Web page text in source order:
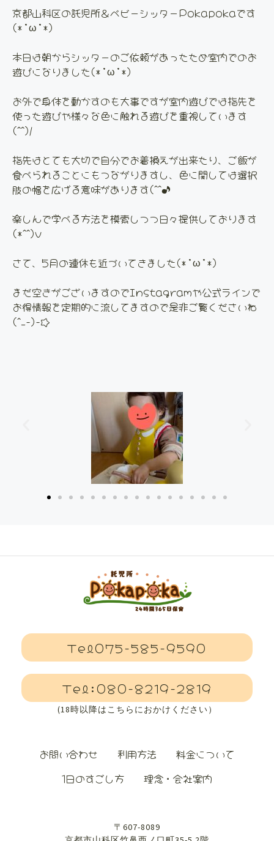
京都山科区の託児所＆ベビーシッターPokapokaです
(*’ω’*)
本日は朝からシッターのご依頼があったため室内でのお
遊びになりました(*’ω’*)
お外で身体を動かすのも大事ですが室内遊びでは指先を
使った遊びや様々な色に触れる遊びを重視しています
(^^)/
指先はとても大切で自分でお着換えが出来たり、ご飯が
食べられることにもつながりますし、色に関しては選択
肢の幅を広げる意味があります(^^♪
楽しんで学べる方法を模索しつつ日々提供しております
(*^^)v
さて、5月の連休も近づいてきました(*’ω’*)
まだ空きがございますのでInstagramや公式ラインで
お得情報を定期的に流してますので是非ご覧くださいね
(^_-)-☆
Tel075-585-9590
Tel:080-8219-2819
(18時以降はこちらにおかけください）
お問い合わせ 利用方法
料金について
1日のすごし方
理念・会社案内
〒607-8089